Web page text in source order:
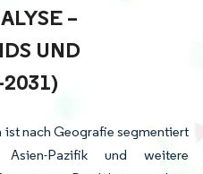
– W
UND P
ist nach Geografie segmentiert
Asien-Pazifik und weitere